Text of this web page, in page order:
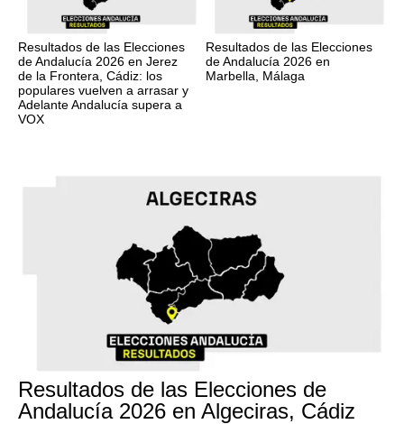
Resultados de las Elecciones
de Andalucía 2026 en Jerez
de la Frontera, Cádiz: los
populares vuelven a arrasar y
Adelante Andalucía supera a
VOX
Resultados de las Elecciones
de Andalucía 2026 en
Marbella, Málaga
Resultados de las Elecciones de
Andalucía 2026 en Algeciras, Cádiz